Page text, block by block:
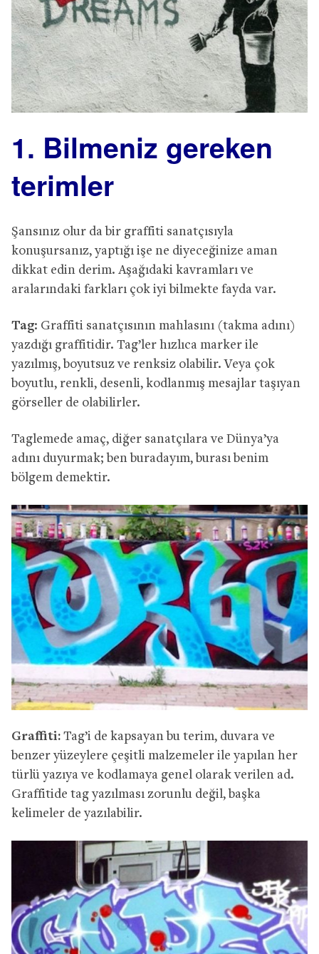
1. Bilmeniz gereken
terimler
Şansınız olur da bir graffiti sanatçısıyla
konuşursanız, yaptığı işe ne diyeceğinize aman
dikkat edin derim. Aşağıdaki kavramları ve
aralarındaki farkları çok iyi bilmekte fayda var.
Tag: Graffiti sanatçısının mahlasını (takma adını)
yazdığı graffitidir. Tag’ler hızlıca marker ile
yazılmış, boyutsuz ve renksiz olabilir. Veya çok
boyutlu, renkli, desenli, kodlanmış mesajlar taşıyan
görseller de olabilirler.
Taglemede amaç, diğer sanatçılara ve Dünya’ya
adını duyurmak; ben buradayım, burası benim
bölgem demektir.
Graffiti: Tag’i de kapsayan bu terim, duvara ve
benzer yüzeylere çeşitli malzemeler ile yapılan her
türlü yazıya ve kodlamaya genel olarak verilen ad.
Graffitide tag yazılması zorunlu değil, başka
kelimeler de yazılabilir.